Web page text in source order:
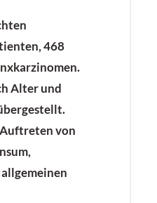
468
.
Alter und
von